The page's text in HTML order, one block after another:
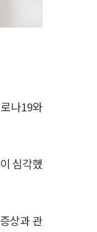
나19와
심각했
상과 관